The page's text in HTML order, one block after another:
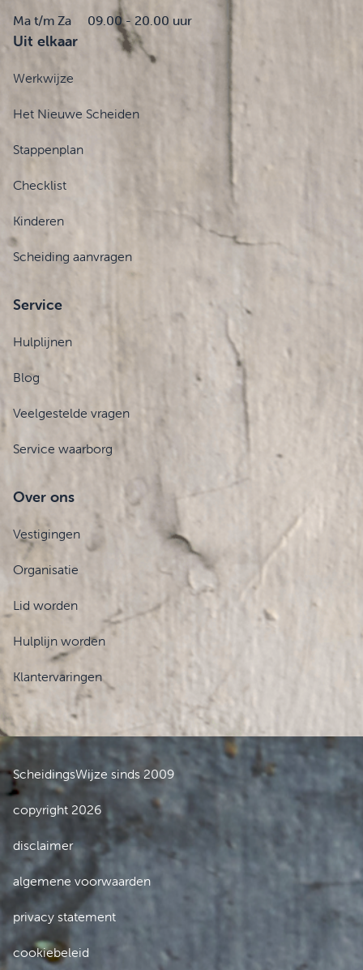
Ma t/m Za 09.00 - 20.00 uur
Uit elkaar
Werkwijze
Het Nieuwe Scheiden
Stappenplan
Checklist
Kinderen
Scheiding aanvragen
Service
Hulplijnen
Blog
Veelgestelde vragen
Service waarborg
Over ons
Vestigingen
Organisatie
Lid worden
Hulplijn worden
Klantervaringen
ScheidingsWijze sinds 2009
copyright 2026
disclaimer
algemene voorwaarden
privacy statement
cookiebeleid